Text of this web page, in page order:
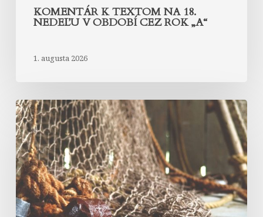
KOMENTÁR K TEXTOM NA 18.
NEDEĽU V OBDOBÍ CEZ ROK „A“
1. augusta 2026
Komentár
k
textom
na
17.
nedeľu
v
období